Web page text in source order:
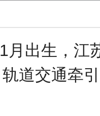
月出生，江
道交通牵